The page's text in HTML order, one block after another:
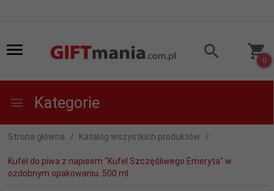
0
Kategorie
Strona główna Katalog wszystkich produktów
Kufel do piwa z napisem "Kufel Szczęśliwego Emeryta" w
ozdobnym opakowaniu. 500 ml